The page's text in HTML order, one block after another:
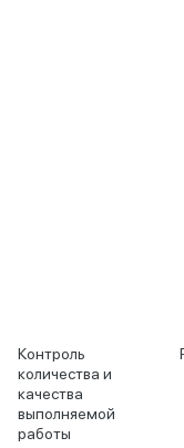
Контроль
количества и
качества
выполняемой
работы